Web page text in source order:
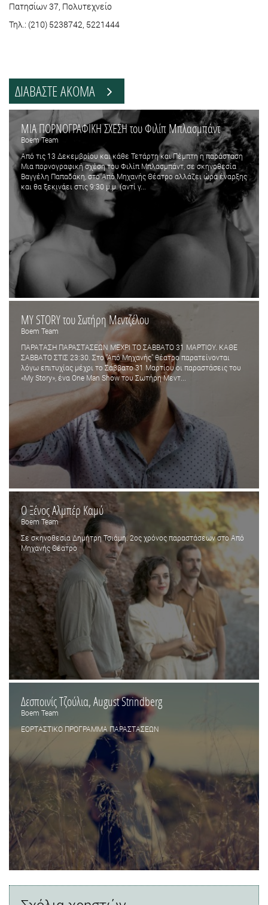
Πατησίων 37, Πολυτεχνείο
Τηλ.: (210) 5238742, 5221444
ΔΙΑΒΑΣΤΕ ΑΚΟΜΑ
ΜΙΑ ΠΟΡΝΟΓΡΑΦΙΚΗ ΣΧΕΣΗ του Φιλίπ Μπλασμπάντ
Boem Team
Από τις 13 Δεκεμβρίου και κάθε Τετάρτη και Πέμπτη η παράσταση
Μια πορνογραφική σχέση του Φιλίπ Μπλασμπάντ, σε σκηνοθεσία
Βαγγέλη Παπαδάκη, στο Από Μηχανής Θέατρο αλλάζει ώρα έναρξης
και θα ξεκινάει στις 9:30 μ.μ. (αντί γ...
MY STORY του Σωτήρη Μεντζέλου
Boem Team
ΠΑΡΑΤΑΣΗ ΠΑΡΑΣΤΑΣΕΩΝ ΜΕΧΡΙ ΤΟ ΣΑΒΒΑΤΟ 31 ΜΑΡΤΙΟΥ. ΚΑΘΕ
ΣΑΒΒΑΤΟ ΣΤΙΣ 23:30. Στο "Από Μηχανής" θέατρο παρατείνονται
λόγω επιτυχίας μέχρι το Σάββατο 31 Μαρτίου οι παραστάσεις του
«My Story», ένα One Man Show του Σωτήρη Μεντ...
Ο Ξένος Αλμπέρ Καμύ
Boem Team
Σε σκηνοθεσία Δημήτρη Τσιάμη. 2ος χρόνος παραστάσεων στο Από
Μηχανής Θέατρο
Δεσποινίς Τζούλια, August Strindberg
Boem Team
ΕΟΡΤΑΣΤΙΚΟ ΠΡΟΓΡΑΜΜΑ ΠΑΡΑΣΤΑΣΕΩΝ